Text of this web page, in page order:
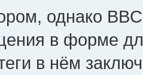
однако
в форме
в нём